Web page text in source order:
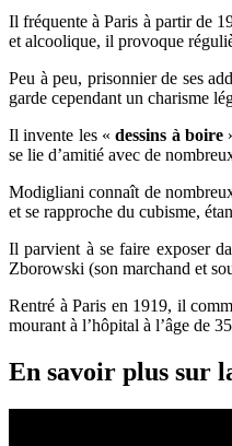
Il fréquente à Paris à partir de
et alcoolique, il provoque
Peu à peu, prisonnier de ses
garde cependant un charisme
Il invente les «dessins à boire
se lie d’amitié avec de
Modigliani connaît de
et se rapproche du cubisme,
Il parvient à se faire exposer
Zborowski (son marchand et
Rentré à Paris en 1919, il
mourant à l’hôpital à l’âge de
En savoir plus sur